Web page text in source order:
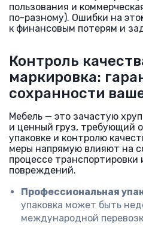
пользования и
по-разному). Ошибки на
к финансовым потерям и
Контроль
маркировка:
сохранности
Мебель — это зачастую
и ценный груз, требующий
упаковке и контролю
меры напрямую влияют на
процессе
повреждений.
Профессиональная
упаковка может быть
международной